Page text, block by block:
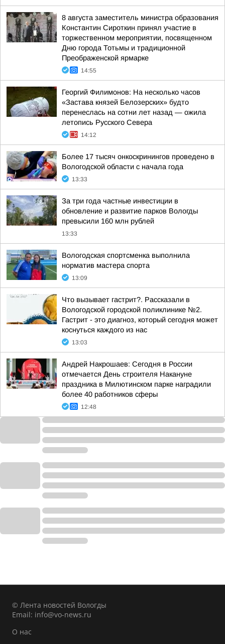
8 августа заместитель министра образования
Константин Сироткин принял участие в
торжественном мероприятии, посвященном
Дню города Тотьмы и традиционной
Преображенской ярмарке
14:55
Георгий Филимонов: На несколько часов
«Застава князей Белозерских» будто
перенеслась на сотни лет назад — ожила
летопись Русского Севера
14:12
Более 17 тысяч онкоскринингов проведено в
Вологодской области с начала года
13:33
За три года частные инвестиции в
обновление и развитие парков Вологды
превысили 160 млн рублей
13:33
Вологодская спортсменка выполнила
норматив мастера спорта
13:09
Что вызывает гастрит?. Рассказали в
Вологодской городской поликлинике №2.
Гастрит - это диагноз, который сегодня может
коснуться каждого из нас
13:03
Андрей Накрошаев: Сегодня в России
отмечается День строителя Накануне
праздника в Милютинском парке наградили
более 40 работников сферы
12:48
© Лента новостей Вологды
Email: info@vo-news.ru
О нас